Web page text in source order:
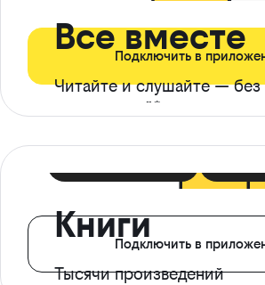
Все вместе
Читайте и слушайте — без
ограничений*
Подключить в
Книги
Тысячи произведений
Подключить в